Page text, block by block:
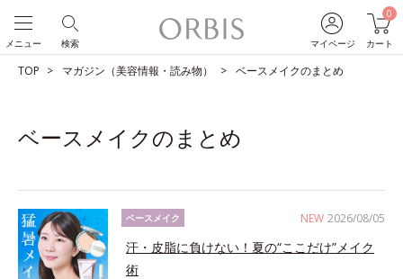
マイページ
0
カート
検索
メニュー
TOP マガジン（美容情報・読み物） ベースメイクのまとめ
ベースメイクのまとめ
NEW 2026/08/05
ベースメイク
汗・皮脂に負けない！夏の“ここだけ”メイク
術